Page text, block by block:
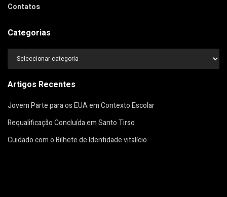
Contatos
Categorias
Categorias
Artigos Recentes
Jovem Parte para os EUA em Contexto Escolar
Requalificação Concluída em Santo Tirso
Cuidado com o Bilhete de Identidade vitalício